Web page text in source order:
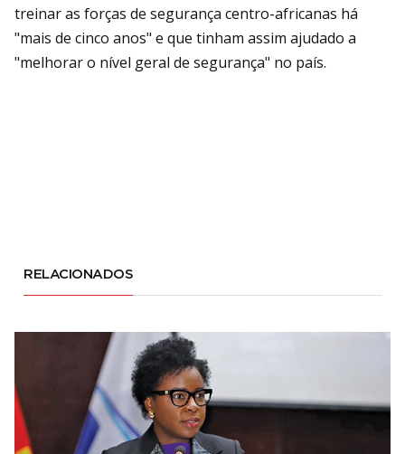
treinar as forças de segurança centro-africanas há
"mais de cinco anos" e que tinham assim ajudado a
"melhorar o nível geral de segurança" no país.
RELACIONADOS